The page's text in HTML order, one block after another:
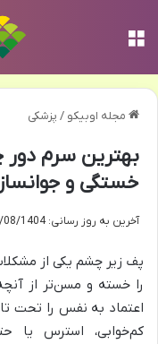
مجله اوبیکو / پزشکی
بهترین سرم
خستگی و
آخرین به روز رسانی: 04/08/1404
پف زیر چشم یکی از
را خسته و مسن‌تر از
اعتماد به نفس را تحت
کم‌خوابی، استرس یا